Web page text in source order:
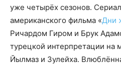
уже четырёх сезонов.
американского фильма «Дни
Ричардом Гиром и Брук
турецкой интерпретации
Йылмаз и Зулейха.